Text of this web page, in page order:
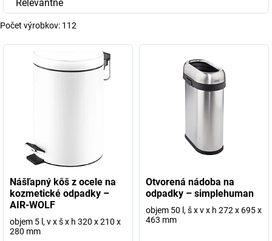
Relevantné
Počet výrobkov: 112
Nášľapný kôš z ocele na
kozmetické odpadky –
AIR-WOLF
objem 5 l, v x š x h 320 x 210 x
280 mm
Otvorená nádoba na
odpadky – simplehuman
objem 50 l, š x v x h 272 x 695 x
463 mm